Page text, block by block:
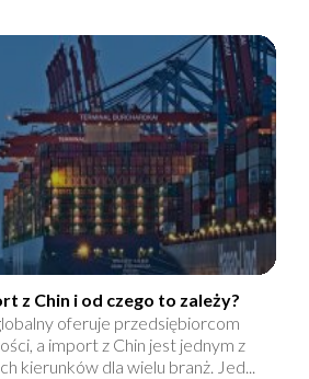
z Chin i od czego to zależy?
oferuje przedsiębiorcom
a import z Chin jest jednym z
kierunków dla wielu branż. Jed...